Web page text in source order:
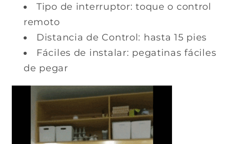
Tipo de interruptor: toque o control
remoto
Distancia de Control: hasta 15 pies
Fáciles de instalar: pegatinas fáciles
de pegar